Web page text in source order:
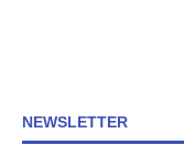
NEWSLETTER